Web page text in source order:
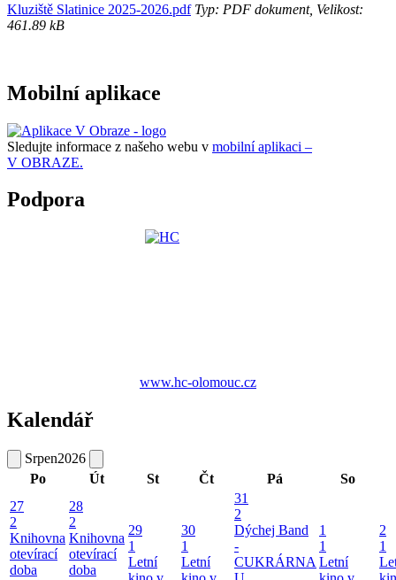
Kluziště Slatinice 2025-2026.pdfTyp: PDF dokument, Velikost:
461.89 kB
Mobilní aplikace
Sledujte informace z našeho webu v mobilní aplikaci –
V OBRAZE.
Podpora
www.hc-olomouc.cz
Kalendář
Srpen2026
Po
Út St Čt Pá
So
27
2
Knihovna
otevírací
doba
28
2
Knihovna
otevírací
doba
29
1
Letní
30
1
Letní
31
2
Dýchej Band
-
CUKRÁRNA
1
1
Letní
2
1